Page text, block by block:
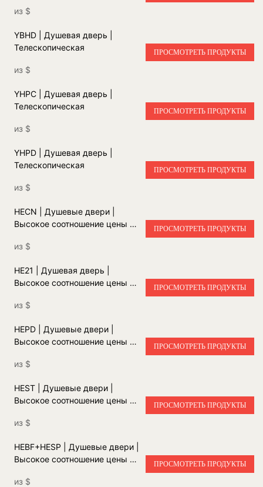
из $
YBHD | Душевая дверь |
Телескопическая
из $
ПРОСМОТРЕТЬ ПРОДУКТЫ
YHPC | Душевая дверь |
Телескопическая
из $
ПРОСМОТРЕТЬ ПРОДУКТЫ
YHPD | Душевая дверь |
Телескопическая
из $
ПРОСМОТРЕТЬ ПРОДУКТЫ
HECN | Душевые двери |
Высокое соотношение цены и
из $
ПРОСМОТРЕТЬ ПРОДУКТЫ
HE21 | Душевая дверь |
Высокое соотношение цены и
из $
ПРОСМОТРЕТЬ ПРОДУКТЫ
HEPD | Душевые двери |
Высокое соотношение цены и
из $
ПРОСМОТРЕТЬ ПРОДУКТЫ
HEST | Душевые двери |
Высокое соотношение цены и
из $
ПРОСМОТРЕТЬ ПРОДУКТЫ
HEBF+HESP | Душевые двери |
Высокое соотношение цены и
из $
ПРОСМОТРЕТЬ ПРОДУКТЫ